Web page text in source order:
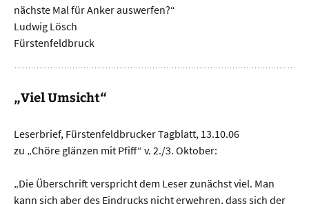
nächste Mal für Anker auswerfen?“
Ludwig Lösch
Fürstenfeldbruck
„Viel Umsicht“
Leserbrief, Fürstenfeldbrucker Tagblatt, 13.10.06
zu „Chöre glänzen mit Pfiff“ v. 2./3. Oktober:
„Die Überschrift verspricht dem Leser zunächst viel. Man
kann sich aber des Eindrucks nicht erwehren, dass sich der